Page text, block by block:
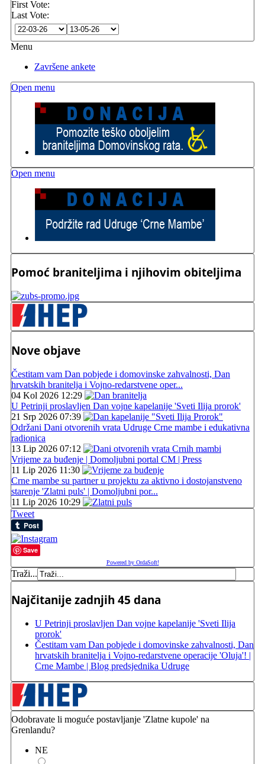
First Vote:
Last Vote:
Menu
Završene ankete
Open menu
Open menu
Pomoć braniteljima i njihovim obiteljima
Nove objave
Čestitam vam Dan pobjede i domovinske zahvalnosti, Dan
hrvatskih branitelja i Vojno-redarstvene oper...
04 Kol 2026 12:29
U Petrinji proslavljen Dan vojne kapelanije 'Sveti Ilija prorok'
21 Srp 2026 07:39
Održani Dani otvorenih vrata Udruge Crne mambe i edukativna
radionica
13 Lip 2026 07:12
Vrijeme za buđenje | Domoljubni portal CM | Press
11 Lip 2026 11:30
Crne mambe su partner u projektu za aktivno i dostojanstveno
starenje 'Zlatni puls' | Domoljubni por...
11 Lip 2026 10:29
Tweet
Save
Powered by OrdaSoft!
Traži...
Najčitanije zadnjih 45 dana
U Petrinji proslavljen Dan vojne kapelanije 'Sveti Ilija
prorok'
Čestitam vam Dan pobjede i domovinske zahvalnosti, Dan
hrvatskih branitelja i Vojno-redarstvene operacije 'Oluja'! |
Crne Mambe | Blog predsjednika Udruge
Odobravate li moguće postavljanje 'Zlatne kupole' na
Grenlandu?
NE